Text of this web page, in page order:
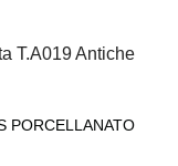
T.A019 Antiche
PORCELLANATO